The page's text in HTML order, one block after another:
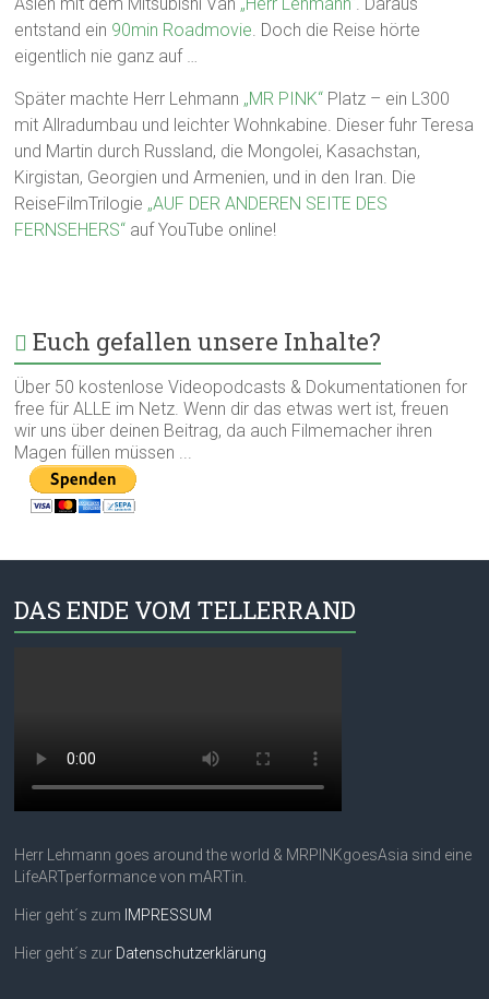
entstand ein 90min Roadmovie. Doch die Reise hörte
eigentlich nie ganz auf …
Später machte Herr Lehmann „MR PINK“ Platz – ein L300
mit Allradumbau und leichter Wohnkabine. Dieser fuhr Teresa
und Martin durch Russland, die Mongolei, Kasachstan,
Kirgistan, Georgien und Armenien, und in den Iran. Die
ReiseFilmTrilogie „AUF DER ANDEREN SEITE DES
FERNSEHERS“ auf YouTube online!
Euch gefallen unsere Inhalte?
Über 50 kostenlose Videopodcasts & Dokumentationen for
free für ALLE im Netz. Wenn dir das etwas wert ist, freuen
wir uns über deinen Beitrag, da auch Filmemacher ihren
Magen füllen müssen ...
DAS ENDE VOM TELLERRAND
Herr Lehmann goes around the world & MRPINKgoesAsia sind eine
LifeARTperformance von mARTin.
Hier geht´s zum IMPRESSUM
Hier geht´s zur Datenschutzerklärung